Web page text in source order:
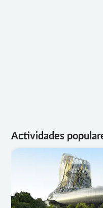
Actividades